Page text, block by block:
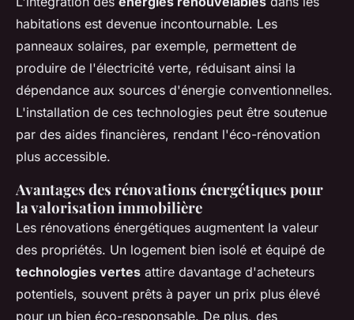
habitations est devenue incontournable. Les
panneaux solaires, par exemple, permettent de
produire de l'électricité verte, réduisant ainsi la
dépendance aux sources d'énergie conventionnelles.
L'installation de ces technologies peut être soutenue
par des aides financières, rendant l'éco-rénovation
plus accessible.
Avantages des rénovations énergétiques pour
la valorisation immobilière
Les rénovations énergétiques augmentent la valeur
des propriétés. Un logement bien isolé et équipé de
technologies vertes attire davantage d'acheteurs
potentiels, souvent prêts à payer un prix plus élevé
pour un bien éco-responsable. De plus, des